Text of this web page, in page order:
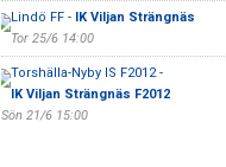
Lindö FF - IK Viljan Strängnäs
Tor 25/6 14:00
Torshälla-Nyby IS F2012 -
IK Viljan Strängnäs F2012
Sön 21/6 15:00